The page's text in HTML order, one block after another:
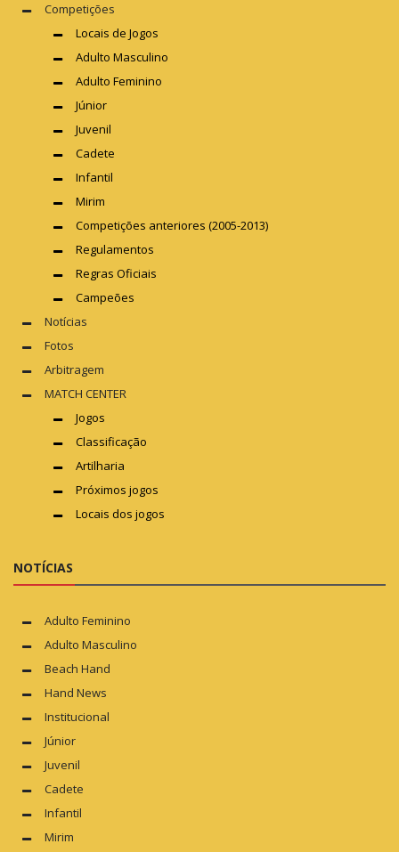
Competições
Locais de Jogos
Adulto Masculino
Adulto Feminino
Júnior
Juvenil
Cadete
Infantil
Mirim
Competições anteriores (2005-2013)
Regulamentos
Regras Oficiais
Campeões
Notícias
Fotos
Arbitragem
MATCH CENTER
Jogos
Classificação
Artilharia
Próximos jogos
Locais dos jogos
NOTÍCIAS
Adulto Feminino
Adulto Masculino
Beach Hand
Hand News
Institucional
Júnior
Juvenil
Cadete
Infantil
Mirim